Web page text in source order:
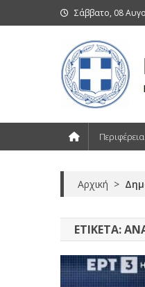
to
Σάββατο, 08
Περιφέρεια
Αρχική >
ΕΤΙΚΈΤΑ: